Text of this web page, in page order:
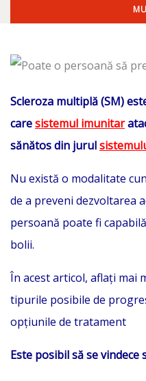
Scleroza multiplă (SM)
caresistemul imunitar
sănătos din jurul
Nu există o modalitate
de a preveni dezvoltarea
persoană poate fi
bolii.
În acest articol, aflați mai
tipurile posibile de
opțiunile de tratament
Este posibil să se vindece